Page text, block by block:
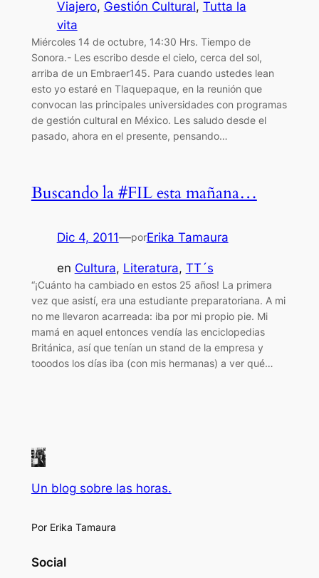
Viajero, Gestión Cultural, Tutta la
vita
Miércoles 14 de octubre, 14:30 Hrs. Tiempo de
Sonora.- Les escribo desde el cielo, cerca del sol,
arriba de un Embraer145. Para cuando ustedes lean
esto yo estaré en Tlaquepaque, en la reunión que
convocan las principales universidades con programas
de gestión cultural en México. Les saludo desde el
pasado, ahora en el presente, pensando…
Buscando la #FIL esta mañana…
Dic 4, 2011—porErika Tamaura
en Cultura, Literatura, TT´s
“¡Cuánto ha cambiado en estos 25 años! La primera
vez que asistí, era una estudiante preparatoriana. A mi
no me llevaron acarreada: iba por mi propio pie. Mi
mamá en aquel entonces vendía las enciclopedias
Británica, así que tenían un stand de la empresa y
tooodos los días iba (con mis hermanas) a ver qué…
Un blog sobre las horas.
Por Erika Tamaura
Social